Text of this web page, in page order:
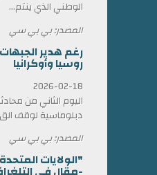
الوطني الذي ينتم...
المصدر: بي بي سي
رغم هدير
روسيا وأوكرانيا
2026-02-18
اليوم الثاني من
دبلوماسية لوقف
المصدر: بي بي سي
"الولايات